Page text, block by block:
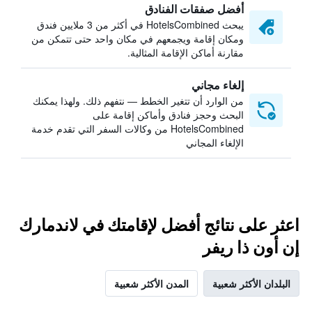
أفضل صفقات الفنادق
يبحث HotelsCombined في أكثر من 3 ملايين فندق
ومكان إقامة ويجمعهم في مكان واحد حتى تتمكن من
مقارنة أماكن الإقامة المثالية.
إلغاء مجاني
من الوارد أن تتغير الخطط — نتفهم ذلك. ولهذا يمكنك
البحث وحجز فنادق وأماكن إقامة على
HotelsCombined من وكالات السفر التي تقدم خدمة
الإلغاء المجاني
اعثر على نتائج أفضل لإقامتك في لاندمارك
إن أون ذا ريفر
البلدان الأكثر شعبية المدن الأكثر شعبية